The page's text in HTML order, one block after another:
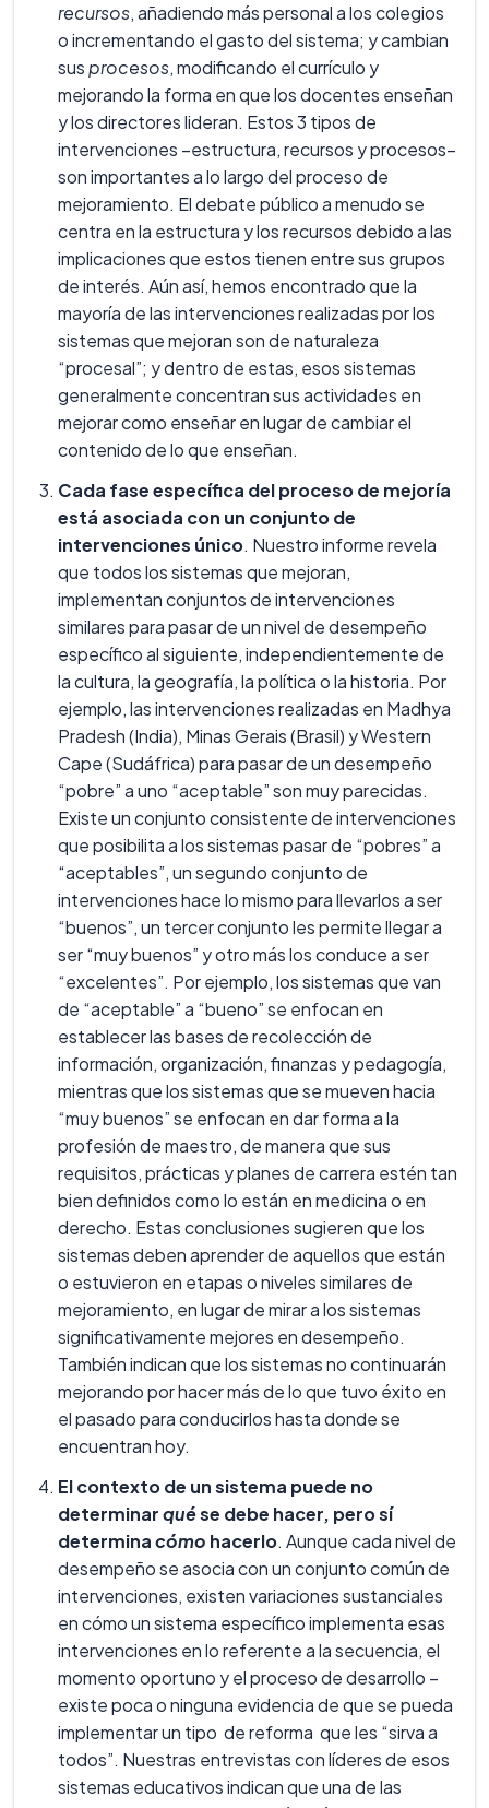
recursos, añadiendo más personal a los colegios
o incrementando el gasto del sistema; y cambian
susprocesos, modificando el currículo y
mejorando la forma en que los docentes enseñan
y los directores lideran. Estos 3 tipos de
intervenciones –estructura, recursos y procesos–
son importantes a lo largo del proceso de
mejoramiento. El debate público a menudo se
centra en la estructura y los recursos debido a las
implicaciones que estos tienen entre sus grupos
de interés. Aún así, hemos encontrado que la
mayoría de las intervenciones realizadas por los
sistemas que mejoran son de naturaleza
“procesal”; y dentro de estas, esos sistemas
generalmente concentran sus actividades en
mejorar como enseñar en lugar de cambiar el
contenido de lo que enseñan.
Cada fase específica del proceso de mejoría
está asociada con un conjunto de
intervenciones único. Nuestro informe revela
que todos los sistemas que mejoran,
implementan conjuntos de intervenciones
similares para pasar de un nivel de desempeño
específico al siguiente, independientemente de
la cultura, la geografía, la política o la historia. Por
ejemplo, las intervenciones realizadas en Madhya
Pradesh (India), Minas Gerais (Brasil) y Western
Cape (Sudáfrica) para pasar de un desempeño
“pobre” a uno “aceptable” son muy parecidas.
Existe un conjunto consistente de intervenciones
que posibilita a los sistemas pasar de “pobres” a
“aceptables”, un segundo conjunto de
intervenciones hace lo mismo para llevarlos a ser
“buenos”, un tercer conjunto les permite llegar a
ser “muy buenos” y otro más los conduce a ser
“excelentes”. Por ejemplo, los sistemas que van
de “aceptable” a “bueno” se enfocan en
establecer las bases de recolección de
información, organización, finanzas y pedagogía,
mientras que los sistemas que se mueven hacia
“muy buenos” se enfocan en dar forma a la
profesión de maestro, de manera que sus
requisitos, prácticas y planes de carrera estén tan
bien definidos como lo están en medicina o en
derecho. Estas conclusiones sugieren que los
sistemas deben aprender de aquellos que están
o estuvieron en etapas o niveles similares de
mejoramiento, en lugar de mirar a los sistemas
significativamente mejores en desempeño.
También indican que los sistemas no continuarán
mejorando por hacer más de lo que tuvo éxito en
el pasado para conducirlos hasta donde se
encuentran hoy.
El contexto de un sistema puede no
determinarquése debe hacer, pero sí
determinacómo hacerlo. Aunque cada nivel de
desempeño se asocia con un conjunto común de
intervenciones, existen variaciones sustanciales
en cómo un sistema específico implementa esas
intervenciones en lo referente a la secuencia, el
momento oportuno y el proceso de desarrollo –
existe poca o ninguna evidencia de que se pueda
implementar un tipo de reforma que les “sirva a
todos”. Nuestras entrevistas con líderes de esos
sistemas educativos indican que una de las